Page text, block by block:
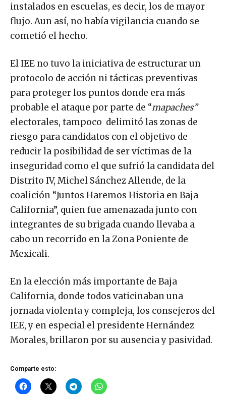
instalados en escuelas, es decir, los de mayor
flujo. Aun así, no había vigilancia cuando se
cometió el hecho.
El IEE no tuvo la iniciativa de estructurar un
protocolo de acción ni tácticas preventivas
para proteger los puntos donde era más
probable el ataque por parte de “mapaches”
electorales, tampoco delimitó las zonas de
riesgo para candidatos con el objetivo de
reducir la posibilidad de ser víctimas de la
inseguridad como el que sufrió la candidata del
Distrito IV, Michel Sánchez Allende, de la
coalición “Juntos Haremos Historia en Baja
California”, quien fue amenazada junto con
integrantes de su brigada cuando llevaba a
cabo un recorrido en la Zona Poniente de
Mexicali.
En la elección más importante de Baja
California, donde todos vaticinaban una
jornada violenta y compleja, los consejeros del
IEE, y en especial el presidente Hernández
Morales, brillaron por su ausencia y pasividad.
Comparte esto: